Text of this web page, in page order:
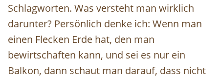
Schlagworten. Was versteht man wirklich
darunter? Persönlich denke ich: Wenn man
einen Flecken Erde hat, den man
bewirtschaften kann, und sei es nur ein
Balkon, dann schaut man darauf, dass nicht